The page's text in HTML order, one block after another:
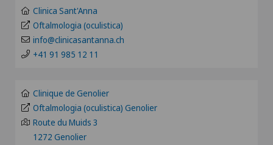
Alter G
Andatura di Lyra
Andrologia
Pazienti internazionali
BE
FR
GE
TI
Clinica Sant'Anna
Oftalmologia (oculistica)
info@clinicasantanna.ch
+41 91 985 12 11
Clinique de Genolier
Oftalmologia (oculistica) Genolier
Route du Muids 3
1272 Genolier